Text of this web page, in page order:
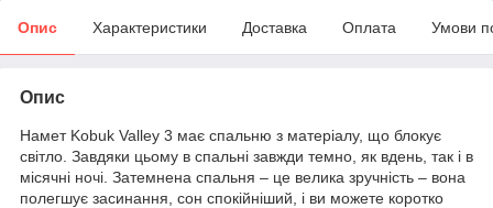
Опис Характеристики Доставка Оплата Умови
Опис
Намет Kobuk Valley 3 має спальню з матеріалу, що блокує
світло. Завдяки цьому в спальні завжди темно, як вдень, так і в
місячні ночі. Затемнена спальня – це велика зручність – вона
полегшує засинання, сон спокійніший, і ви можете коротко